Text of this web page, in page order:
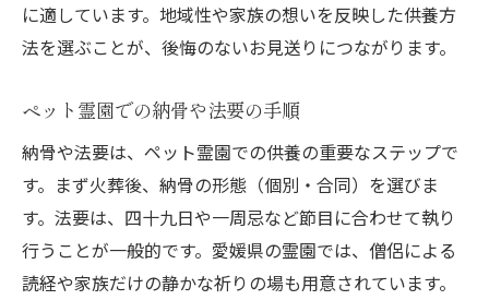
に適しています。地域性や家族の想いを反映した供養方
法を選ぶことが、後悔のないお見送りにつながります。
ペット霊園での納骨や法要の手順
納骨や法要は、ペット霊園での供養の重要なステップで
す。まず火葬後、納骨の形態（個別・合同）を選びま
す。法要は、四十九日や一周忌など節目に合わせて執り
行うことが一般的です。愛媛県の霊園では、僧侶による
読経や家族だけの静かな祈りの場も用意されています。